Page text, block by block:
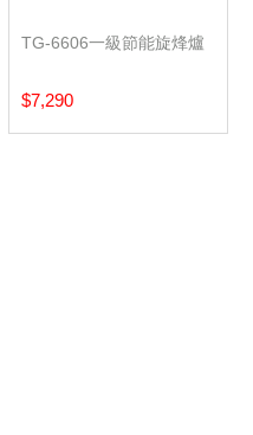
TG-6606一級節能旋烽爐
$7,290